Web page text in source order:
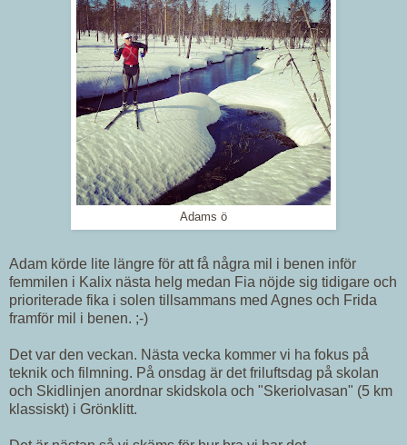
Adams ö
Adam körde lite längre för att få några mil i benen inför
femmilen i Kalix nästa helg medan Fia nöjde sig tidigare och
prioriterade fika i solen tillsammans med Agnes och Frida
framför mil i benen. ;-)
Det var den veckan. Nästa vecka kommer vi ha fokus på
teknik och filmning. På onsdag är det friluftsdag på skolan
och Skidlinjen anordnar skidskola och "Skeriolvasan" (5 km
klassiskt) i Grönklitt.